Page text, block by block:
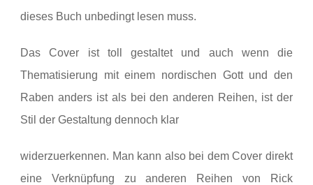
dieses Buch unbedingt lesen muss.
Das Cover ist toll gestaltet und auch wenn die
Thematisierung mit einem nordischen Gott und den
Raben anders ist als bei den anderen Reihen, ist der
Stil der Gestaltung dennoch klar
widerzuerkennen. Man kann also bei dem Cover direkt
eine Verknüpfung zu anderen Reihen von Rick